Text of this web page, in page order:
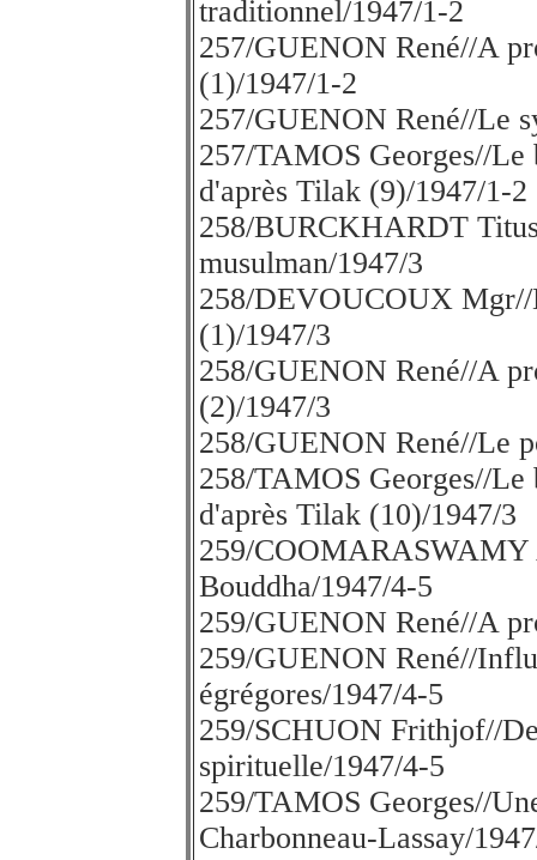
traditionnel/1947/1-2
257/GUENON René//A
(1)/1947/1-2
257/GUENON René//Le
257/TAMOS Georges//
d'après Tilak (9)/1947/1-2
258/BURCKHARDT
musulman/1947/3
258/DEVOUCOUX Mgr//
(1)/1947/3
258/GUENON René//A
(2)/1947/3
258/GUENON René//Le
258/TAMOS Georges//
d'après Tilak (10)/1947/3
259/
Bouddha/1947/4-5
259/GUENON René//A
259/GUENON René//
égrégores/1947/4-5
259/SCHUON Frithjof//
spirituelle/1947/4-5
259/TAMOS Georges//
Charbonneau-Lassay/